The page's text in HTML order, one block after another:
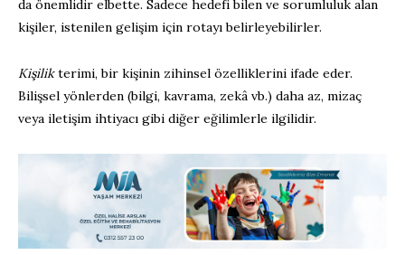
da önemlidir elbette. Sadece hedefi bilen ve sorumluluk alan
kişiler, istenilen gelişim için rotayı belirleyebilirler.
Kişilikterimi, bir kişinin zihinsel özelliklerini ifade eder.
Bilişsel yönlerden (bilgi, kavrama, zekâ vb.) daha az, mizaç
veya iletişim ihtiyacı gibi diğer eğilimlerle ilgilidir.